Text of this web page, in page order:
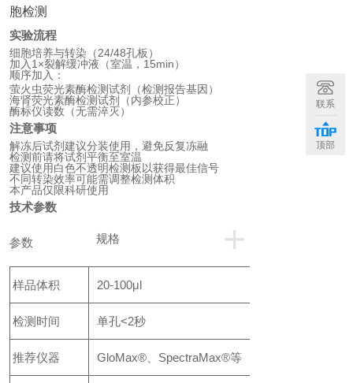
胞检测
实验流程
细胞培养与转染（24/48孔板）
加入1×裂解缓冲液（室温，15min）
顺序加入：
萤火虫荧光素酶检测试剂（检测报告基因）
海肾荧光素酶检测试剂（内参校正）
酶标仪读数（无需淬灭）
注意事项
解冻后试剂建议分装使用，避免反复冻融
检测前请将试剂平衡至室温
建议使用白色不透明检测板以获得最佳信号
不同转染效率可能需调整检测体积
本产品仅限科研使用
技术参数
+
参数 规格
样品体积 20-100μl
检测时间 单孔<2秒
推荐仪器 GloMax®、SpectraMax®等
联系
顶部